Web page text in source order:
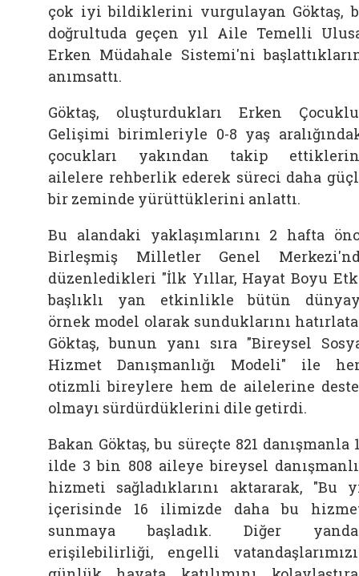
çok iyi bildiklerini vurgulayan Göktaş,
doğrultuda geçen yıl Aile Temelli
Erken Müdahale Sistemi'ni
anımsattı.
Göktaş, oluşturdukları Erken
Gelişimi birimleriyle 0-8 yaş
çocukları yakından takip
ailelere rehberlik ederek süreci daha
bir zeminde yürüttüklerini anlattı.
Bu alandaki yaklaşımlarını 2 hafta
Birleşmiş Milletler Genel
düzenledikleri "İlk Yıllar, Hayat Boyu
başlıklı yan etkinlikle bütün
örnek model olarak sunduklarını
Göktaş, bunun yanı sıra "Bireysel
Hizmet Danışmanlığı Modeli" ile
otizmli bireylere hem de ailelerine
olmayı sürdürdüklerini dile getirdi.
Bakan Göktaş, bu süreçte 821 danışmanla
ilde 3 bin 808 aileye bireysel
hizmeti sağladıklarını aktararak, "Bu
içerisinde 16 ilimizde daha bu
sunmaya başladık. Diğer
erişilebilirliği, engelli